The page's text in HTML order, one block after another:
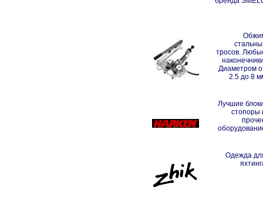
тросов.
Диаметром
2.5 до 8
Лучшие
стопоры
Одежда